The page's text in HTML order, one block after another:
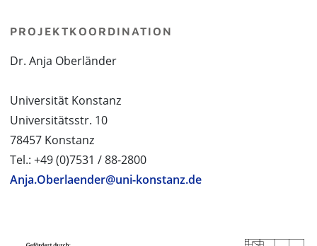
PROJEKTKOORDINATION
Dr. Anja Oberländer
Universität Konstanz
Universitätsstr. 10
78457 Konstanz
Tel.: +49 (0)7531 / 88-2800
Anja.Oberlaender@uni-konstanz.de